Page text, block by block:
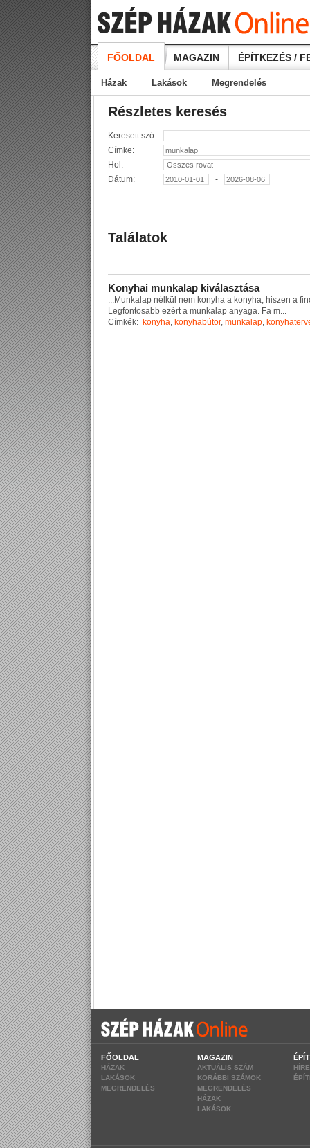
FŐOLDAL MAGAZIN ÉPÍTKEZÉS /
Házak Lakások Megrendelés
Részletes keresés
Keresett szó:
Címke:
Hol:
Dátum:
-
Találatok
Konyhai munkalap kiválasztása
...Mun ka ap né kü nem konyha a konyha, hiszen a fin
Legfontosabb ezért a mun ka ap anyaga. Fa m...
Címkék: konyha, konyhabútor, munkalap,
FŐOLDAL
HÁZAK
LAKÁSOK
MEGRENDELÉS
MAGAZIN
AKTUÁLIS SZÁM
KORÁBBI SZÁMOK
MEGRENDELÉS
HÁZAK
LAKÁSOK